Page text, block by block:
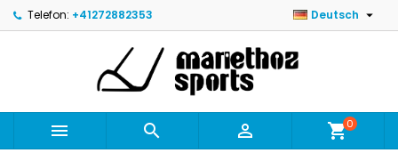
Telefon: +41272882353 Deutsch 
   shopping_cart0
My wishlists ×
Create new list
Wunschliste erstellen ×
Name der Wunschliste
Anmelden ×
Sie müssen angemeldet sein, um Artikel Ihrer
Wunschliste hinzufügen zu können.
Abbrechen Anmelden